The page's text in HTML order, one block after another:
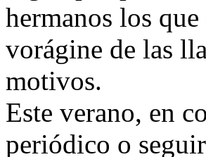
hermanos los
vorágine de las
motivos.
Este verano, en
periódico o